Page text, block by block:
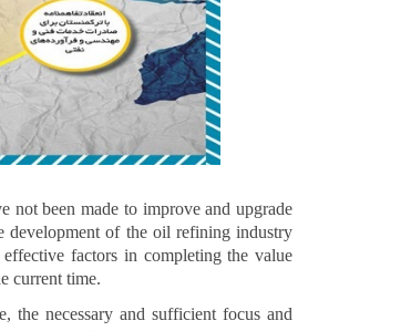
not been made to improve and upgrade
development of the oil refining industry
factors in completing the value
current time.
necessary and sufficient focus and